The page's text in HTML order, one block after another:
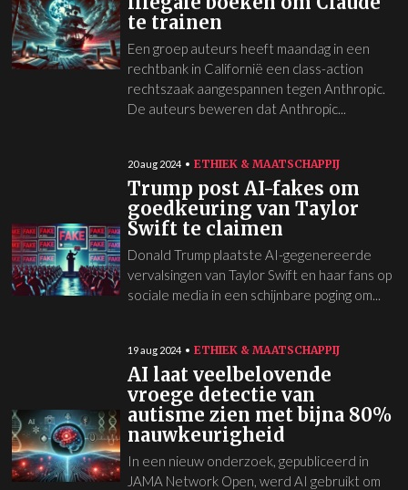
te trainen
Een groep auteurs heeft maandag in een
rechtbank in Californië een class-action
rechtszaak aangespannen tegen Anthropic.
De auteurs beweren dat Anthropic...
20 aug 2024 ETHIEK & MAATSCHAPPIJ
Trump post AI-fakes om
goedkeuring van Taylor
Swift te claimen
Donald Trump plaatste AI-gegenereerde
vervalsingen van Taylor Swift en haar fans op
sociale media in een schijnbare poging om...
19 aug 2024 ETHIEK & MAATSCHAPPIJ
AI laat veelbelovende
vroege detectie van
autisme zien met bijna 80%
nauwkeurigheid
In een nieuw onderzoek, gepubliceerd in
JAMA Network Open, werd AI gebruikt om